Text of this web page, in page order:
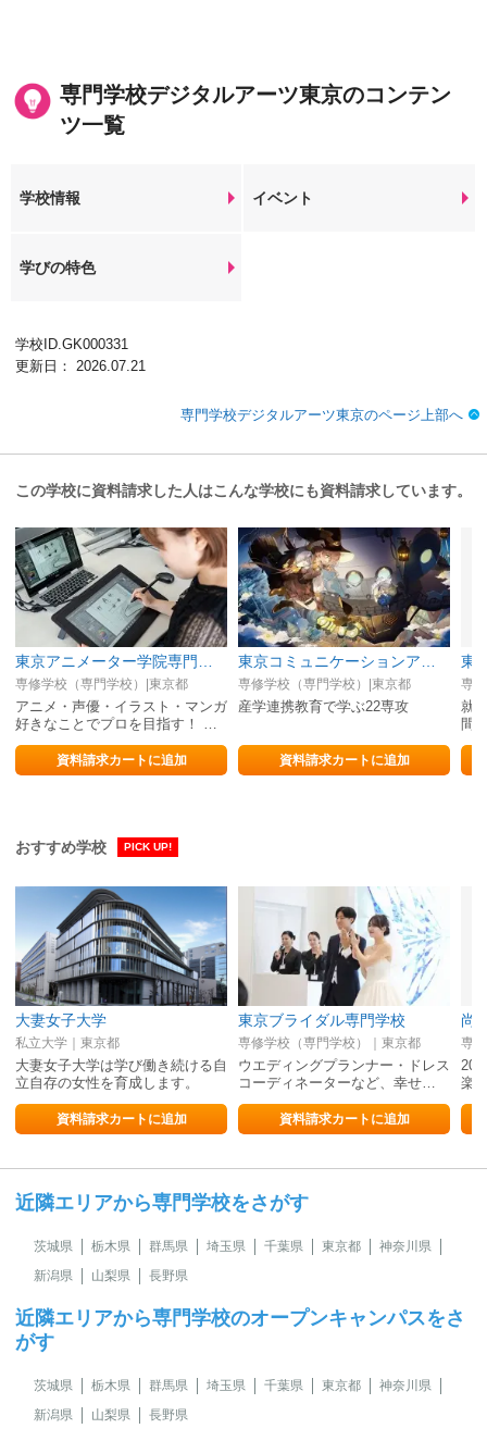
専門学校デジタルアーツ東京のコンテン
ツ一覧
学校情報 イベント
学びの特色
学校ID.GK000331
更新日： 2026.07.21
専門学校デジタルアーツ東京のページ上部へ
この学校に資料請求した人はこんな学校にも資料請求しています。
専修学校（専門学校）|東京都
アニメ・声優・イラスト・マンガ
好きなことでプロを目指す！ 在
学中デビューも夢じゃない！！
資料請求カートに追加
専修学校（専門学校）|東京都
産学連携教育で学ぶ22専攻
資料請求カートに追加
専
就
間
事
おすすめ学校 PICK UP!
大妻女子大学
私立大学｜東京都
大妻女子大学は学び働き続ける自
立自存の女性を育成します。
資料請求カートに追加
東京ブライダル専門学校
専修学校（専門学校）｜東京都
ウエディングプランナー・ドレス
コーディネーターなど、幸せ…
資料請求カートに追加
専
楽
近隣エリアから専門学校をさがす
茨城県 栃木県 群馬県 埼玉県 千葉県 東京都
神奈川県
新潟県
山梨県 長野県
近隣エリアから専門学校のオープンキャンパスをさ
がす
茨城県 栃木県 群馬県 埼玉県 千葉県 東京都
神奈川県
新潟県
山梨県 長野県